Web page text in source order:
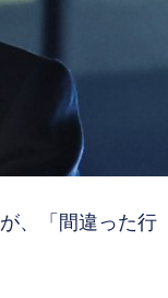
、「間違った行